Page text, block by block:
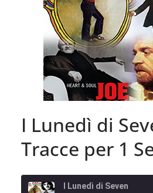
I Lunedì di
Tracce per 1
I Lunedì di Seven